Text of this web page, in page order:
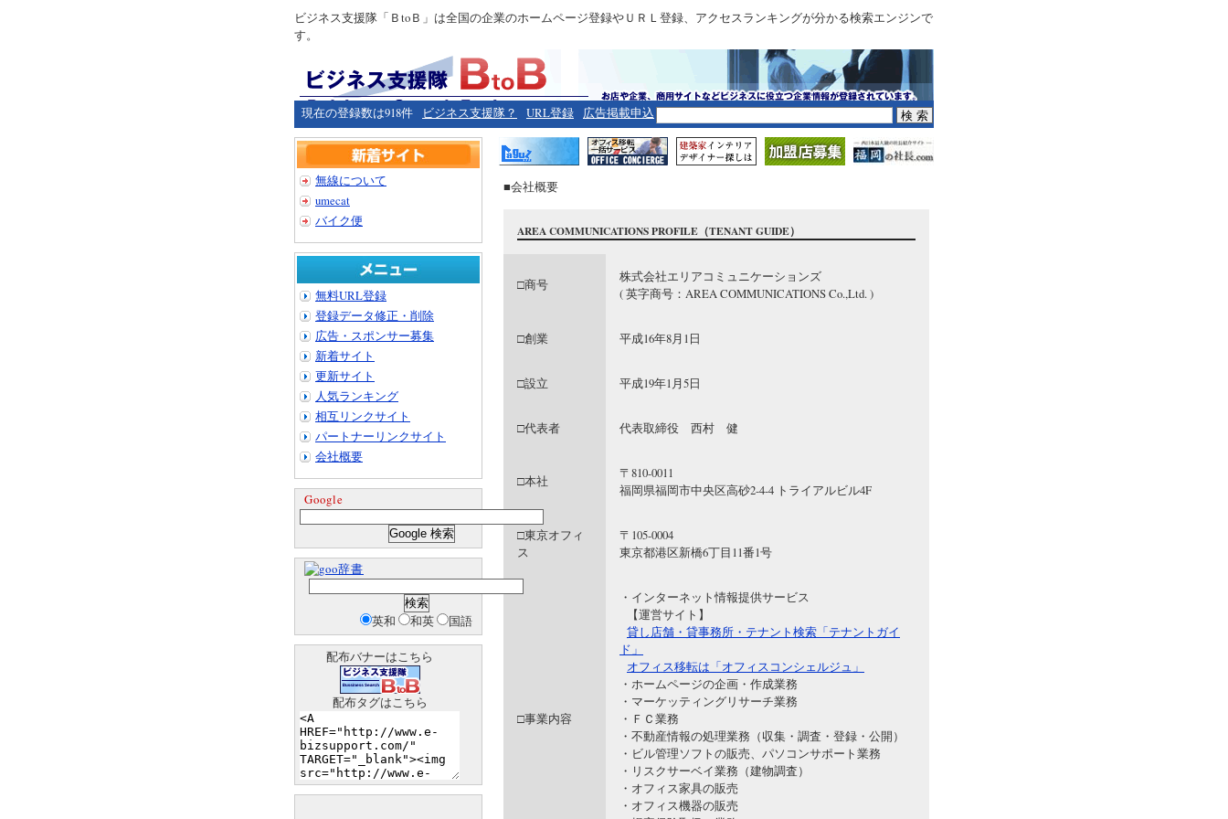
ビジネス支援隊「ＢtoＢ」は全国の企業のホームページ登録やＵＲＬ登録、アクセスランキングが分かる検索エンジンで
す。
現在の登録数は918件 ビジネス支援隊？ URL登録 広告掲載申込
■会社概要
AREA COMMUNICATIONS PROFILE（TENANT GUIDE）
□商号
株式会社エリアコミュニケーションズ
( 英字商号：AREA COMMUNICATIONS Co.,Ltd. )
□創業 平成16年8月1日
□設立 平成19年1月5日
□代表者 代表取締役 西村 健
□本社
〒810-0011
福岡県福岡市中央区高砂2-4-4 トライアルビル4F
□東京オフィ
ス
〒105-0004
東京都港区新橋6丁目11番1号
□事業内容
・インターネット情報提供サービス
【運営サイト】
貸し店舗・貸事務所・テナント検索「テナントガイ
ド」
オフィス移転は「オフィスコンシェルジュ」
・ホームページの企画・作成業務
・マーケッティングリサーチ業務
・ＦＣ業務
・不動産情報の処理業務（収集・調査・登録・公開）
・ビル管理ソフトの販売、パソコンサポート業務
・リスクサーベイ業務（建物調査）
・オフィス家具の販売
・オフィス機器の販売
無線について
umecat
バイク便
無料URL登録
登録データ修正・削除
広告・スポンサー募集
新着サイト
更新サイト
人気ランキング
相互リンクサイト
パートナーリンクサイト
会社概要
Google
辞書
英和 和英 国語
配布バナーはこちら
配布タグはこちら